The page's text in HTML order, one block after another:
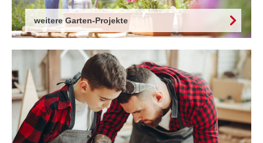
weitere Garten-Projekte